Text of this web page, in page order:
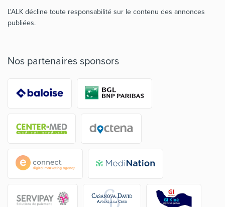
L'ALK décline toute responsabilité sur le contenu des annonces
publiées.
Nos partenaires sponsors